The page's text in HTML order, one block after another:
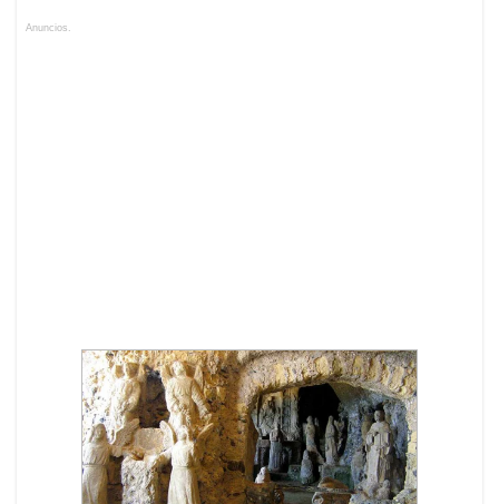
Anuncios.